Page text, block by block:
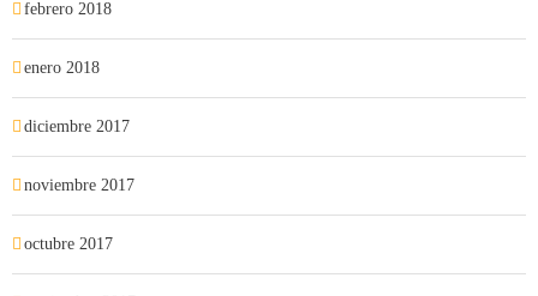
febrero 2018
enero 2018
diciembre 2017
noviembre 2017
octubre 2017